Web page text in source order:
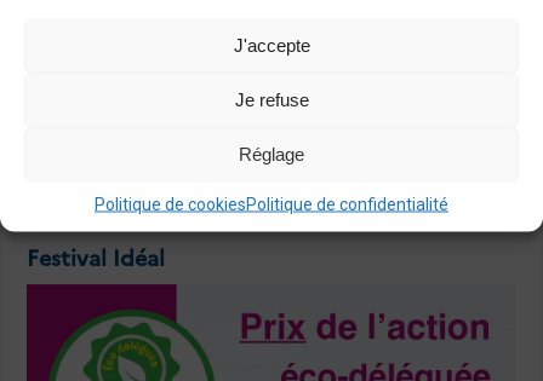
J'accepte
Je refuse
Réglage
Politique de cookiesPolitique de confidentialité
Festival Idéal